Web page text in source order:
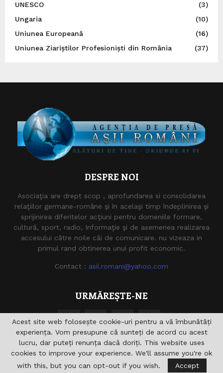
UNESCO
(3)
Ungaria
(10)
Uniunea Europeană
(16)
Uniunea Ziariștilor Profesioniști din România
(37)
DESPRE NOI
Asociaţia are drept scop , aprofundarea si consolidarea
relaţiilor germane-române şi în acelaşi timp îndeplinirea şi
sprijinirea diferitelor acţiuni pentru domeniile formare,
cultură, sport, radio, Informaţie şi de asemenea realizarea
accesului către noile căi de comunicare. nu vizeaza in
primul rand obtinerea unui profit economic.
Contact : asii.romani@yahoo.com
URMĂREȘTE-NE
@2021 - asiiromani.eu. Toate drepturile rezervate.
Acest site web folosește cookie-uri pentru a vă îmbunătăți
experiența. Vom presupune că sunteți de acord cu acest
lucru, dar puteți renunța dacă doriți. This website uses
cookies to improve your experience. We'll assume you're ok
with this, but you can opt-out if you wish.
Accept